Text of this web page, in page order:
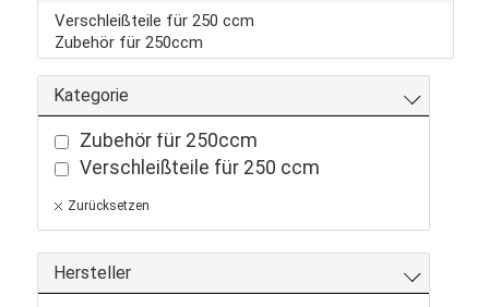
Verschleißteile für 250 ccm
Zubehör für 250ccm
Kategorie
Zubehör für 250ccm
Verschleißteile für 250 ccm
Zurücksetzen
Hersteller